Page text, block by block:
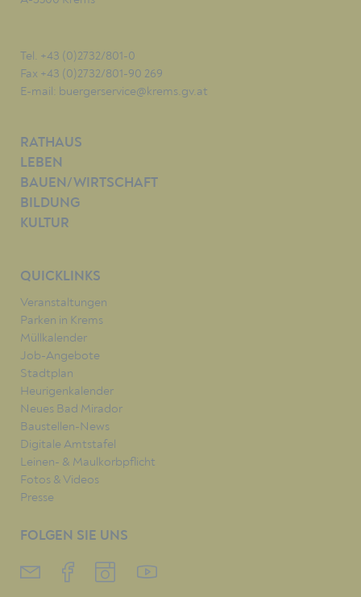
Tel. +43 (0)2732/801-0
Fax +43 (0)2732/801-90 269
E-mail: buergerservice@krems.gv.at
RATHAUS
LEBEN
BAUEN/WIRTSCHAFT
BILDUNG
KULTUR
QUICKLINKS
Veranstaltungen
Parken in Krems
Müllkalender
Job-Angebote
Stadtplan
Heurigenkalender
Neues Bad Mirador
Baustellen-News
Digitale Amtstafel
Leinen- & Maulkorbpflicht
Fotos & Videos
Presse
FOLGEN SIE UNS